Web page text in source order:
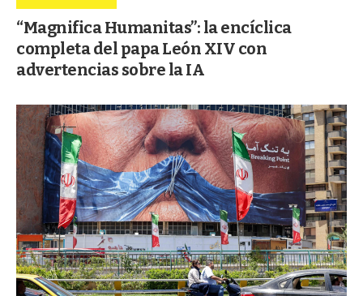
“Magnifica Humanitas”: la encíclica
completa del papa León XIV con
advertencias sobre la IA